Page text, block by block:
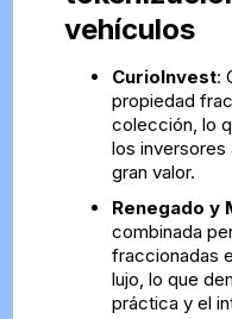
vehículos
CurioInvest:
propiedad
colección, lo
los
gran valor.
Renegado y
combinada
fraccionadas
lujo, lo que
práctica y el